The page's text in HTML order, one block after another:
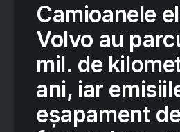
Camioanele
Volvo au
mil. de
ani, iar
eșapament